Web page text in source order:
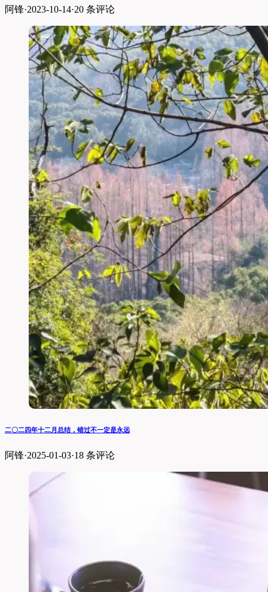
阿锋·2023-10-14·20 条评论
二〇二四年十二月总结，错过不一定是永远
阿锋·2025-01-03·18 条评论